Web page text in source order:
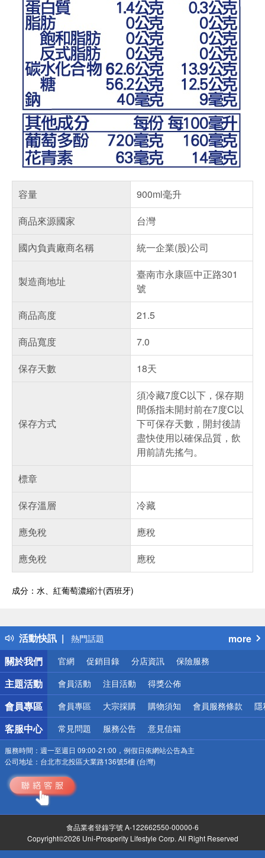
容量
900ml毫升
商品來源國家
台灣
國內負責廠商名稱
統一企業(股)公司
製造商地址
臺南市永康區中正路301
號
商品高度
21.5
商品寬度
7.0
保存天數
18天
保存方式
須冷藏7度C以下，保存期
間係指未開封前在7度C以
下可保存天數，開封後請
盡快使用以確保品質，飲
用前請先搖勻。
標章
保存溫層
冷藏
應免稅
應稅
應免稅
應稅
成分：水、紅葡萄濃縮汁(西班牙)
活動快訊
得獎公告
熱門話題
銀行優惠
偏遠地區配送
詐騙網頁！請小心！
more
關於我們
官網 促銷目錄 分店資訊 保險服務
主題活動 會員活動 注目活動 得獎公佈
會員專區 會員專區 大宗採購 購物須知 會員服務條款 隱
客服中心 常見問題 服務公告 意見信箱
服務時間： 週一至週日 09:00-21:00，例假日依網站公告為主
公司地址： 台北市北投區大業路136號5樓 (台灣)
食品業者登錄字號 A-122662550-00000-6
Copyright©2026 Uni-Prosperity Lifestyle Corp. All Right Reserved